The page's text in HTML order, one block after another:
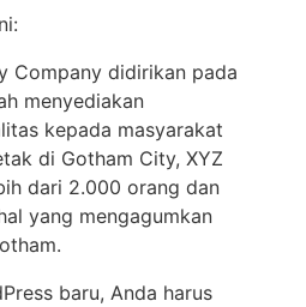
Company didirikan pada
menyediakan
kepada masyarakat
di Gotham City, XYZ
dari 2.000 orang dan
yang mengagumkan
baru, Anda harus